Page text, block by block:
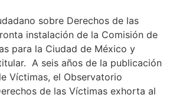
sobre Derechos de las
instalación de la Comisión de
para la Ciudad de México y
A seis años de la publicación
Víctimas, el Observatorio
de las Víctimas exhorta al